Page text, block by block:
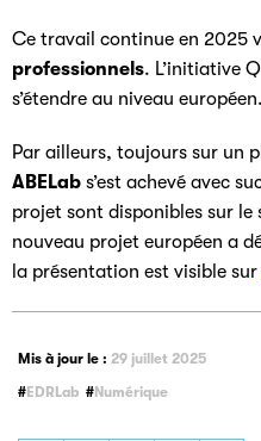
Ce travail continue en 2025
professionnels. L’initiative
s’étendre au niveau européen.
Par ailleurs, toujours sur un
ABELab s’est achevé avec
projet sont disponibles sur le
nouveau projet européen a
la présentation est visible sur
Mis à jour le : 29 juillet 2025
EDRLab
Numérique